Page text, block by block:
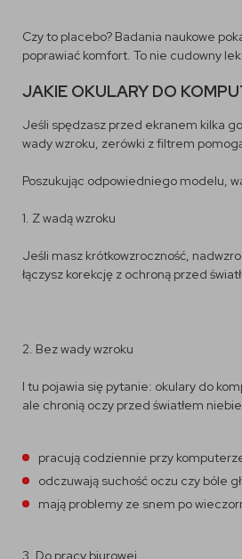
Czy to placebo? Badania naukowe
poprawiać komfort. To nie cudowny
JAKIE OKULARY DO
Jeśli spędzasz przed ekranem kilka
wady wzroku, zerówki z filtrem
Poszukując odpowiedniego modelu,
1. Z wadą wzroku
Jeśli masz krótkowzroczność,
łączysz korekcję z ochroną przed
2. Bez wady wzroku
I tu pojawia się pytanie: okulary do
ale chronią oczy przed światłem
pracują codziennie przy
odczuwają suchość oczu czy bóle
mają problemy ze snem po
3. Do pracy biurowej